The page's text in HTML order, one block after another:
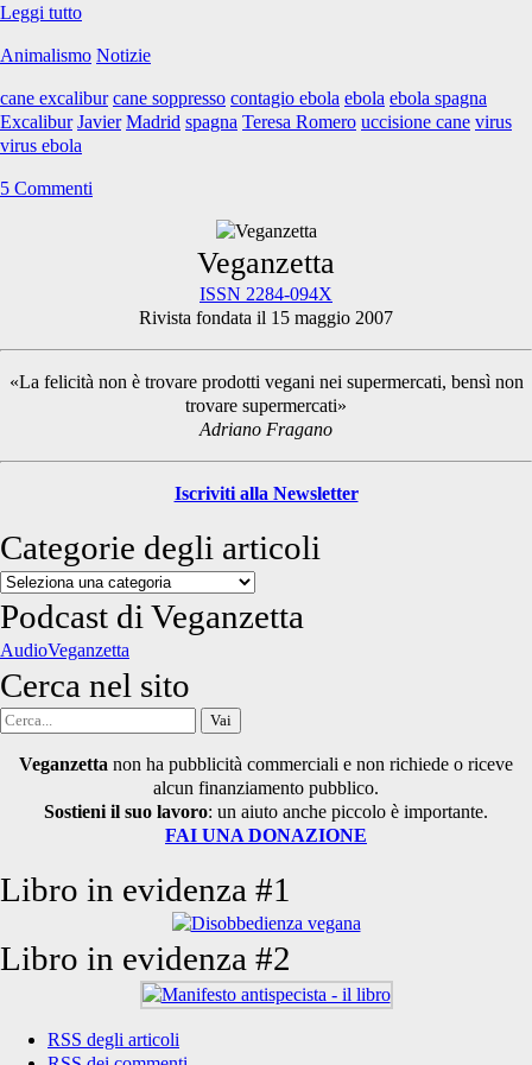
Leggi tuttoExcalibur
Animalismo Notizie
cane excalibur cane soppresso contagio ebola ebola ebola spagna
Excalibur Javier Madrid spagna Teresa Romero uccisione cane virus
virus ebola
5 Commenti
Sidebar
Veganzetta
ISSN 2284-094X
Rivista fondata il 15 maggio 2007
«La felicità non è trovare prodotti vegani nei supermercati, bensì non
trovare supermercati»
Adriano Fragano
Iscriviti alla Newsletter
Categorie degli articoli
Categorie
degli
articoli
Podcast di Veganzetta
AudioVeganzetta
Cerca nel sito
Cerca
Veganzetta non ha pubblicità commerciali e non richiede o riceve
alcun finanziamento pubblico.
Sostieni il suo lavoro: un aiuto anche piccolo è importante.
FAI UNA DONAZIONE
Libro in evidenza #1
Libro in evidenza #2
RSS degli articoli